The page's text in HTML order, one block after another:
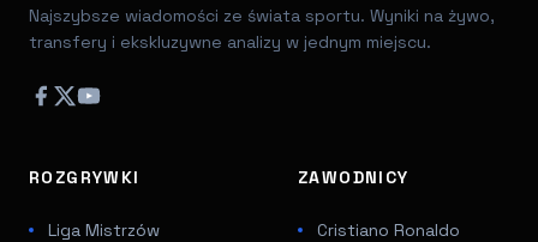
Najszybsze wiadomości ze świata sportu. Wyniki na żywo,
transfery i ekskluzywne analizy w jednym miejscu.
ROZGRYWKI
Liga Mistrzów
ZAWODNICY
Cristiano Ronaldo